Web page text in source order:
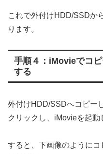
これで外付けHDD/SSDか
ります。
手順４：iMovieでコ
する
外付けHDD/SSDへコピー
クリックし、iMovieを起動
すると、下画像のように